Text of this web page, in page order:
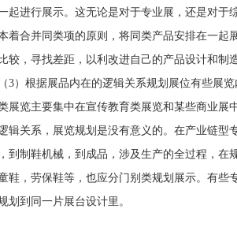
进行展示。这无论是对于专业展，还是对于
合并同类项的原则，将同类产品安排在一起
，寻找差距，以利改进自己的产品设计和制
）根据展品内在的逻辑关系规划展位有些展
览主要集中在宣传教育类展览和某些商业展
关系，展览规划是没有意义的。在产业链型
制鞋机械，到成品，涉及生产的全过程，在
，劳保鞋等，也应分门别类规划展示。有些
到同一片展台设计里。